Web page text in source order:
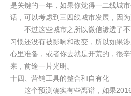
是关键的一年，如果你觉得一二线城
话，可以考虑到三四线城市发展，因为
不过这些城市之所以微信渗透了不
习惯还没有被影响和改变，所以如果
心里准备，或者你去就是开荒的，很
来，前途一片光明。
十四、营销工具的整合和自有化
这个预测确实有些离谱，如果